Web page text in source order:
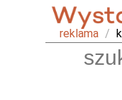
reklama /